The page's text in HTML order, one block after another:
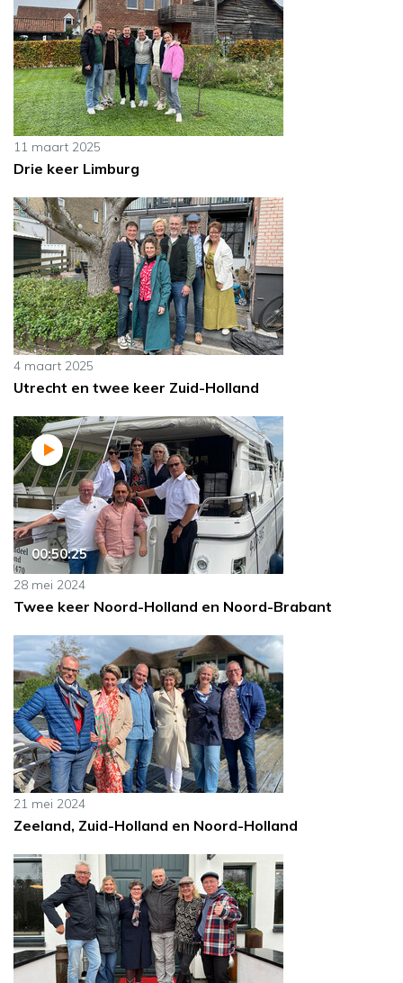
11 maart 2025
Drie keer Limburg
4 maart 2025
Utrecht en twee keer Zuid-Holland
00:50:25
28 mei 2024
Twee keer Noord-Holland en Noord-Brabant
21 mei 2024
Zeeland, Zuid-Holland en Noord-Holland